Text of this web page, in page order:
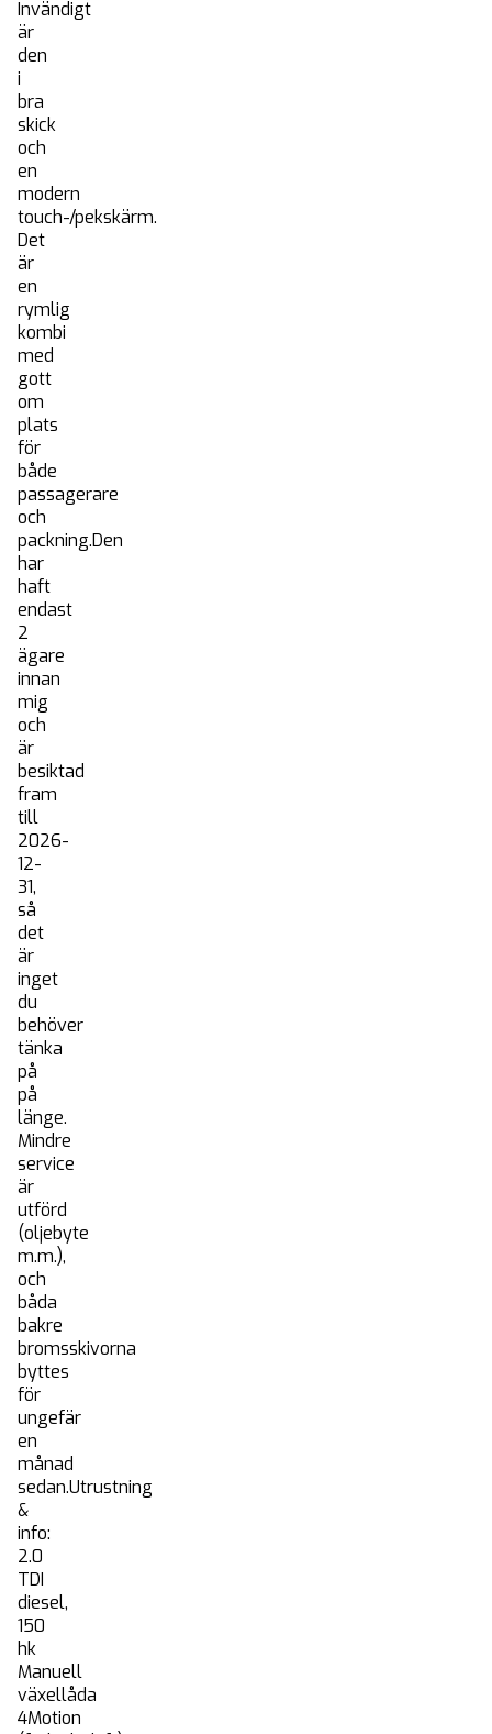
Invändigt
är
den
i
bra
skick
och
en
modern
touch-/pekskärm.
Det
är
en
rymlig
kombi
med
gott
om
plats
för
både
passagerare
och
packning.Den
har
haft
endast
2
ägare
innan
mig
och
är
besiktad
fram
till
2026-
12-
31,
så
det
är
inget
du
behöver
tänka
på
på
länge.
Mindre
service
är
utförd
(oljebyte
m.m.),
och
båda
bakre
bromsskivorna
byttes
för
ungefär
en
månad
sedan.Utrustning
&
info:
2.0
TDI
diesel,
150
hk
Manuell
växellåda
4Motion